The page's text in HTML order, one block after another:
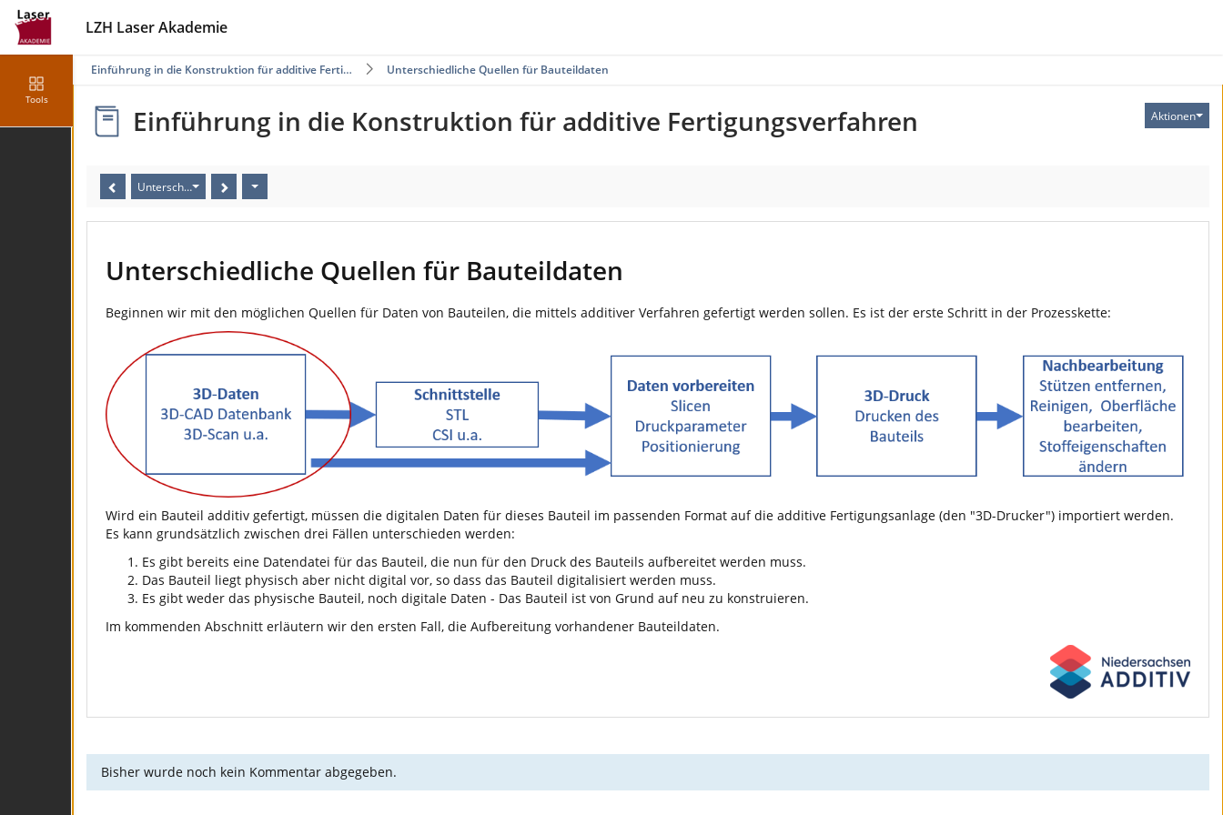
LZH Laser Akademie
Tools
Einführung in die Konstruktion für additive Ferti… Unterschiedliche Quellen für Bauteildaten
Aktionen
Einführung in die Konstruktion für additive Fertigungsverfahren
Unterschiedliche Quellen für Bauteildaten
Unterschiedliche Quellen für Bauteildaten
Beginnen wir mit den möglichen Quellen für Daten von Bauteilen, die mittels additiver Verfahren gefertigt werden sollen. Es ist der erste Schritt in der Prozesskette:
Wird ein Bauteil additiv gefertigt, müssen die digitalen Daten für dieses Bauteil im passenden Format auf die additive Fertigungsanlage (den "3D-Drucker") importiert werden.
Es kann grundsätzlich zwischen drei Fällen unterschieden werden:
Es gibt bereits eine Datendatei für das Bauteil, die nun für den Druck des Bauteils aufbereitet werden muss.
Das Bauteil liegt physisch aber nicht digital vor, so dass das Bauteil digitalisiert werden muss.
Es gibt weder das physische Bauteil, noch digitale Daten - Das Bauteil ist von Grund auf neu zu konstruieren.
Im kommenden Abschnitt erläutern wir den ersten Fall, die Aufbereitung vorhandener Bauteildaten.
Bisher wurde noch kein Kommentar abgegeben.